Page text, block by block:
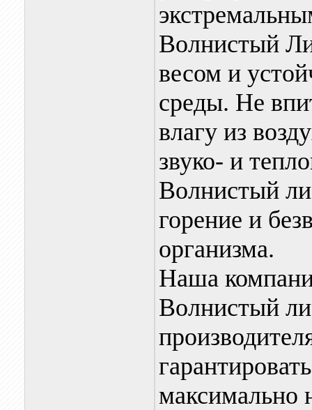
Волнистый
весом и
среды. Не
влагу из
звуко- и
Волнистый
горение и
организма.
Наша
Волнистый
максимально